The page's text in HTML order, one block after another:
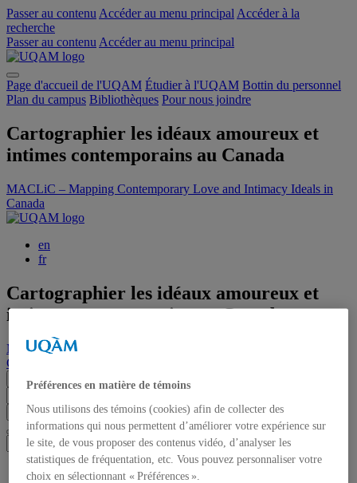
Passer au contenu Accéder au menu principal Accéder à la
recherche
Passer au contenu Accéder au menu principal
Page d'accueil de l'UQAM Étudier à l'UQAM Bottin du personnel
Plan du campus Bibliothèques Pour nous joindre
Cartographier les idéaux amoureux et
intimes contemporains au Canada
MACLiC – Mapping Contemporary Love and Intimacy Ideals in
Canada
en
fr
Cartographier les idéaux amoureux et
intimes contemporains au Canada
MACLiC – Mapping Contemporary Love and Intimacy Ideals in
Canada
Menu
Chercher dans ce site Chercher sur uqam.ca Chercher sur le web
Accueil
Préférences en matière de témoins
Nous utilisons des témoins (cookies) afin de collecter des
informations qui nous permettent d’améliorer votre expérience sur
le site, de vous proposer des contenus vidéo, d’analyser les
statistiques de fréquentation, etc. Vous pouvez personnaliser votre
choix en sélectionnant « Préférences ».